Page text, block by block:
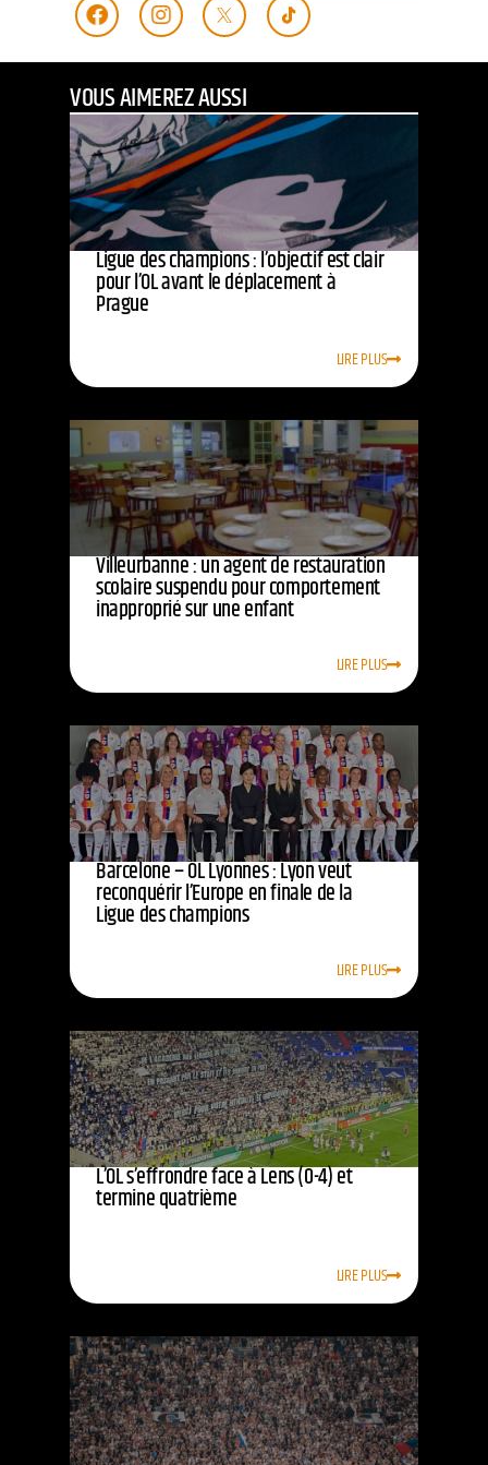
VOUS AIMEREZ AUSSI
Ligue des champions : l’objectif est clair
pour l’OL avant le déplacement à
Prague
LIRE PLUS
Villeurbanne : un agent de restauration
scolaire suspendu pour comportement
inapproprié sur une enfant
LIRE PLUS
Barcelone – OL Lyonnes : Lyon veut
reconquérir l’Europe en finale de la
Ligue des champions
LIRE PLUS
L’OL s’effrondre face à Lens (0-4) et
termine quatrième
LIRE PLUS